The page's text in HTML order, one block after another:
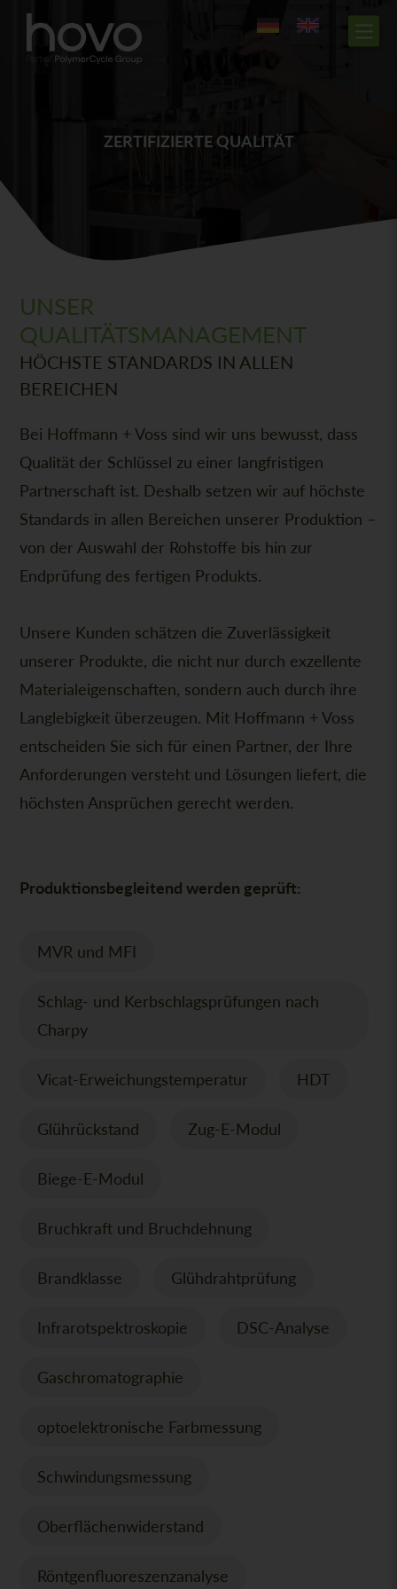
ZERTIFIZIERTE QUALITÄT
UNSER
QUALITÄTSMANAGEMENT
HÖCHSTE STANDARDS IN ALLEN
BEREICHEN
Bei Hoffmann + Voss sind wir uns bewusst, dass
Qualität der Schlüssel zu einer langfristigen
Partnerschaft ist. Deshalb setzen wir auf höchste
Standards in allen Bereichen unserer Produktion –
von der Auswahl der Rohstoffe bis hin zur
Endprüfung des fertigen Produkts.
Unsere Kunden schätzen die Zuverlässigkeit
unserer Produkte, die nicht nur durch exzellente
Materialeigenschaften, sondern auch durch ihre
Langlebigkeit überzeugen. Mit Hoffmann + Voss
entscheiden Sie sich für einen Partner, der Ihre
Anforderungen versteht und Lösungen liefert, die
höchsten Ansprüchen gerecht werden.
Produktionsbegleitend werden geprüft:
MVR und MFI
Schlag- und Kerbschlagsprüfungen nach
Charpy
Vicat-Erweichungstemperatur HDT
Glührückstand Zug-E-Modul
Biege-E-Modul
Bruchkraft und Bruchdehnung
Brandklasse Glühdrahtprüfung
Infrarotspektroskopie DSC-Analyse
Gaschromatographie
optoelektronische Farbmessung
Schwindungsmessung
Oberflächenwiderstand
Röntgenfluoreszenzanalyse